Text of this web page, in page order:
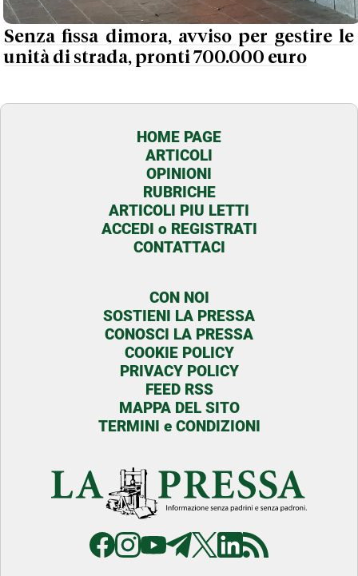
Senza fissa dimora, avviso per gestire le
unità di strada, pronti 700.000 euro
HOME PAGE
ARTICOLI
OPINIONI
RUBRICHE
ARTICOLI PIU LETTI
ACCEDI o REGISTRATI
CONTATTACI
CON NOI
SOSTIENI LA PRESSA
CONOSCI LA PRESSA
COOKIE POLICY
PRIVACY POLICY
FEED RSS
MAPPA DEL SITO
TERMINI e CONDIZIONI